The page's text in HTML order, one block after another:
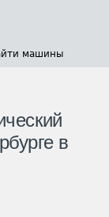
машины
в